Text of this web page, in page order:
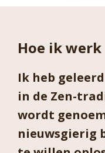
Hoe ik werk
Ik heb
in de Zen-
wordt
nieuwsgierig